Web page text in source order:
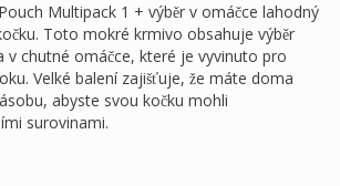
Multipack 1 + výběr v omáčce lahodný
Toto mokré krmivo obsahuje výběr
v chutné omáčce, které je vyvinuto pro
Velké balení zajišťuje, že máte doma
abyste svou kočku mohli
surovinami.